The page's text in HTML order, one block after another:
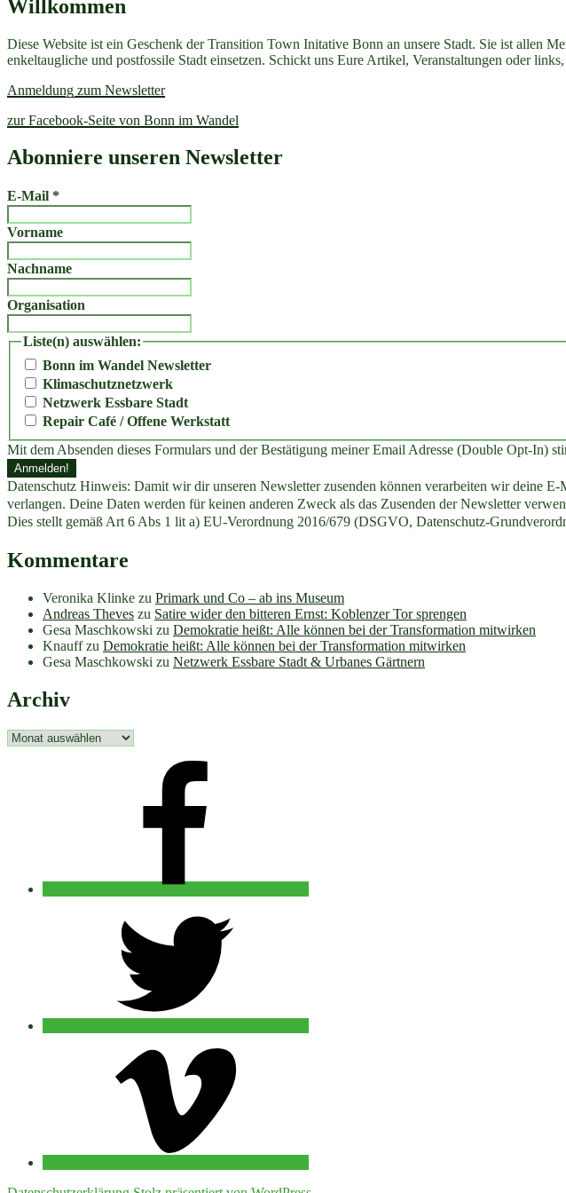
Willkommen
Diese Website ist ein Geschenk der Transition Town Initative Bonn an unsere Stadt. Sie ist allen
enkeltaugliche und postfossile Stadt einsetzen. Schickt uns Eure Artikel, Veranstaltungen oder
Anmeldung zum Newsletter
zur Facebook-Seite von Bonn im Wandel
Abonniere unseren Newsletter
E-Mail *
Vorname
Nachname
Organisation
Liste(n) auswählen:
Bonn im Wandel Newsletter
Klimaschutznetzwerk
Netzwerk Essbare Stadt
Repair Café / Offene Werkstatt
Mit dem Absenden dieses Formulars und der Bestätigung meiner Email Adresse (Double Opt-In)
Datenschutz Hinweis: Damit wir dir unseren Newsletter zusenden können verarbeiten wir deine
verlangen. Deine Daten werden für keinen anderen Zweck als das Zusenden der Newsletter
Dies stellt gemäß Art 6 Abs 1 lit a) EU-Verordnung 2016/679 (DSGVO, Datenschutz-
Kommentare
Veronika Klinke zu Primark und Co – ab ins Museum
Andreas Theves zu Satire wider den bitteren Ernst: Koblenzer Tor sprengen
Gesa Maschkowski zu Demokratie heißt: Alle können bei der Transformation mitwirken
Knauffzu Demokratie heißt: Alle können bei der Transformation mitwirken
Gesa Maschkowski zu Netzwerk Essbare Stadt & Urbanes Gärtnern
Archiv
Archiv